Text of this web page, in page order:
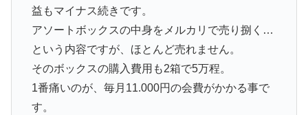
益もマイナス続きです。
アソートボックスの中身をメルカリで売り捌く…
という内容ですが、ほとんど売れません。
そのボックスの購入費用も2箱で5万程。
1番痛いのが、毎月11.000円の会費がかかる事で
す。